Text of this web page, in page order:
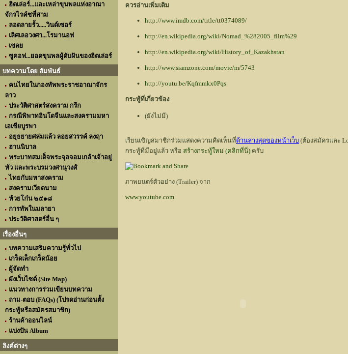
ฮิตเล่อร์...และเหล่าขุนพลแห่งอาณา
จักรไรค์ซที่สาม
ลอดลายรั้ว.....วินด์เซอร์
เลิศเลอวงศา...โรมานอฟ
เชลย
ซูคอฟ...ยอดขุนพลผู้ดับฝันของฮิตเล่อร์
บทความโดย สัมพันธ์
คนไทยในกองทัพพระราชอาณาจักร
ลาว
ประวัติศาสตร์สงคราม กรีก
กรณีพิพาทอินโดจีนและสงครามมหา
เอเชียบูรพา
อยุธยายศล่มแล้ว ลอยสวรรค์ ลงฤา
ฮานนิบาล
พระบาทสมเด็จพระจุลจอมเกล้าเจ้าอยู่
หัว และพระบรมวงศานุวงศ์
ไทยกับมหาสงคราม
สงครามเวียดนาม
ห้วยโก๋น ๒๕๑๘
การทัพในมลายา
ประวัติศาสตร์อื่น ๆ
เรื่องอื่นๆ
บทความเสริมความรู้ทั่วไป
เกร็ดเล็กเกร็ดน้อย
ผู้จัดทำ
ผังเว็บไซต์ (Site Map)
แนวทางการร่วมเขียนบทความ
ถาม-ตอบ (FAQs) (โปรดอ่านก่อนตั้ง
กระทู้หรือสมัครสมาชิก)
ร้านค้าออนไลน์
แบ่งปัน Album
ลิงค์ต่างๆ
ควรอ่านเพิ่มเติม
http://www.imdb.com/title/tt0374089/
http://en.wikipedia.org/wiki/Nomad_%282005_film%29
http://en.wikipedia.org/wiki/History_of_Kazakhstan
http://www.siamzone.com/movie/m/5743
http://youtu.be/Kqfmmkx0Pqs
กระทู้ที่เกี่ยวข้อง
(ยังไม่มี)
เรียนเชิญสมาชิกร่วมแสดงความคิดเห็นที่ด้านล่างสุดของหน้าเว็บ (ต้องสมัครและ
กระทู้ที่มีอยู่แล้ว หรือ สร้างกระทู้ใหม่ (คลิกที่นี่) ครับ
ภาพยนตร์ตัวอย่าง (Trailer) จาก
www.youtube.com